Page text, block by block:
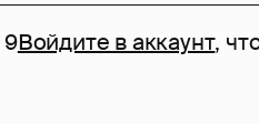
9Войдите в аккаунт,